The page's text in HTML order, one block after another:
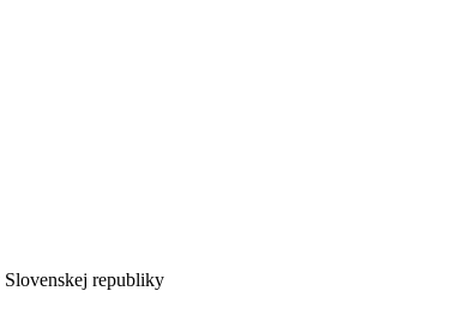
republiky